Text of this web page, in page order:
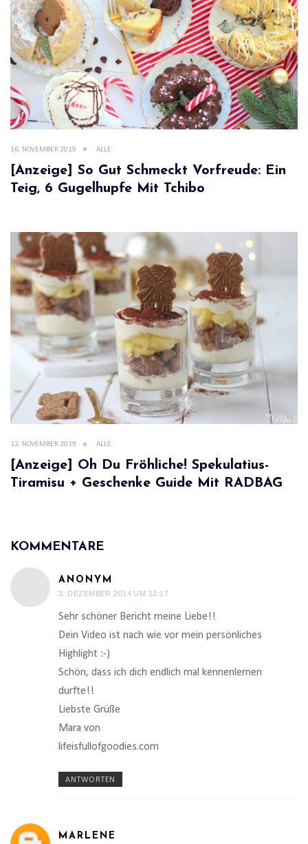
16. NOVEMBER 2019 ALLE
[Anzeige] So Gut Schmeckt Vorfreude: Ein
Teig, 6 Gugelhupfe Mit Tchibo
12. NOVEMBER 2019 ALLE
[Anzeige] Oh Du Fröhliche! Spekulatius-
Tiramisu + Geschenke Guide Mit RADBAG
KOMMENTARE
ANONYM
3. DEZEMBER 2014 UM 12:17
Sehr schöner Bericht meine Liebe!!
Dein Video ist nach wie vor mein persönliches
Highlight :-)
Schön, dass ich dich endlich mal kennenlernen
durfte!!
Liebste Grüße
Mara von
lifeisfullofgoodies.com
ANTWORTEN
MARLENE